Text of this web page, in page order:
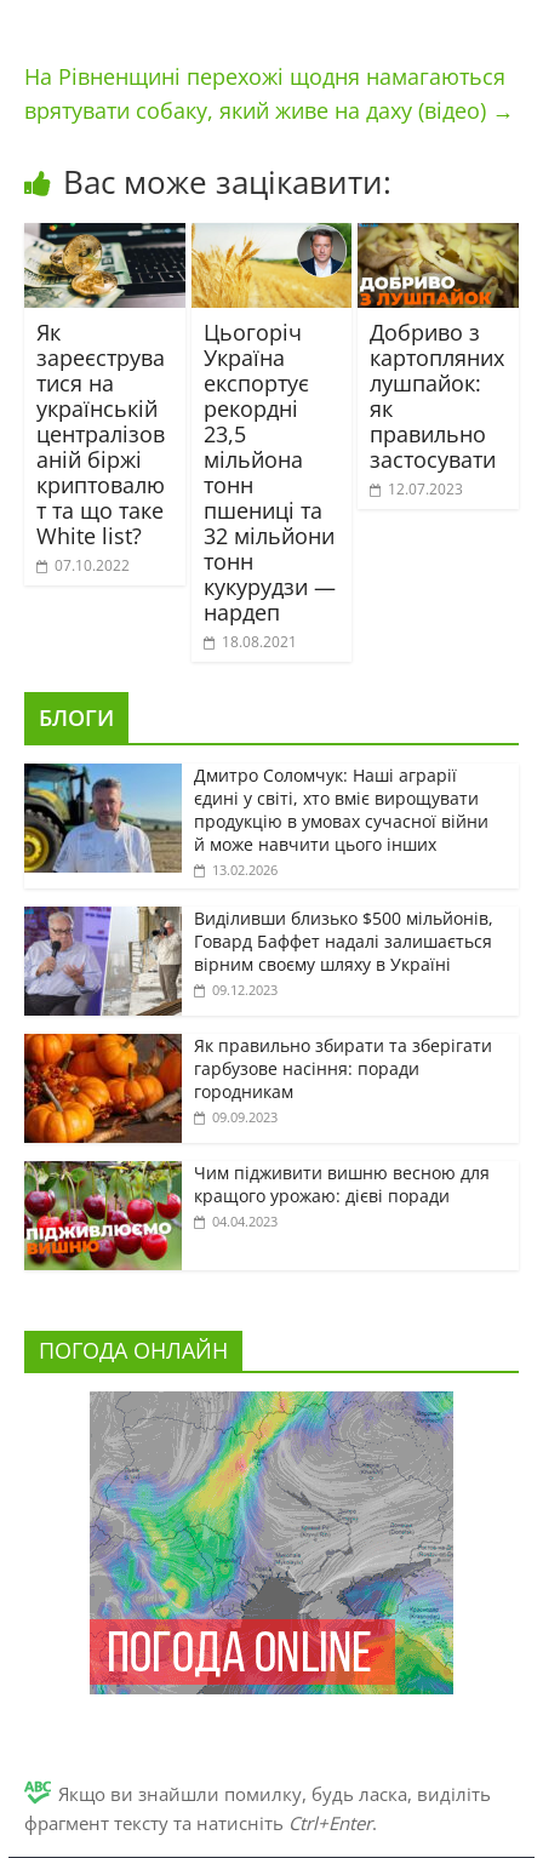
На Рівненщині перехожі щодня намагаються
врятувати собаку, який живе на даху (відео) →
Вас може зацікавити:
Як
зареєструва
тися на
українській
централізов
аній біржі
криптовалю
т та що таке
White list?
07.10.2022
Цьогоріч
Україна
експортує
рекордні
23,5
мільйона
тонн
пшениці та
32 мільйони
тонн
кукурудзи —
нардеп
18.08.2021
Добриво з
картопляних
лушпайок:
як
правильно
застосувати
12.07.2023
БЛОГИ
Дмитро Соломчук: Наші аграрії
єдині у світі, хто вміє вирощувати
продукцію в умовах сучасної війни
й може навчити цього інших
13.02.2026
Виділивши близько $500 мільйонів,
Говард Баффет надалі залишається
вірним своєму шляху в Україні
09.12.2023
Як правильно збирати та зберігати
гарбузове насіння: поради
городникам
09.09.2023
Чим підживити вишню весною для
кращого урожаю: дієві поради
04.04.2023
ПОГОДА ОНЛАЙН
Якщо ви знайшли помилку, будь ласка, виділіть
фрагмент тексту та натисніть Ctrl+Enter.